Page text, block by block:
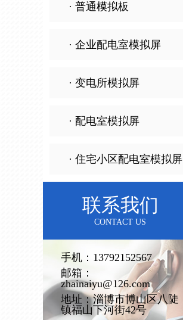
· 普通模拟板
· 企业配电室模拟屏
· 变电所模拟屏
· 配电室模拟屏
· 住宅小区配电室模拟屏
联系我们
CONTACT US
手机：13792152567
邮箱：
zhainaiyu@126.com
地址：淄博市博山区八陡
镇福山下河街42号